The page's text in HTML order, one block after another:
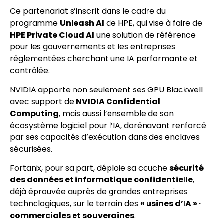
Ce partenariat s’inscrit dans le cadre du
programme Unleash AI de HPE, qui vise à faire de
HPE Private Cloud AI une solution de référence
pour les gouvernements et les entreprises
réglementées cherchant une IA performante et
contrôlée.
NVIDIA apporte non seulement ses GPU Blackwell
avec support de NVIDIA Confidential
Computing, mais aussi l’ensemble de son
écosystème logiciel pour l’IA, dorénavant renforcé
par ses capacités d’exécution dans des enclaves
sécurisées.
Fortanix, pour sa part, déploie sa couchesécurité
des données et informatique confidentielle,
déjà éprouvée auprès de grandes entreprises
technologiques, sur le terrain des « usines d’IA » ∙
commerciales et souveraines.